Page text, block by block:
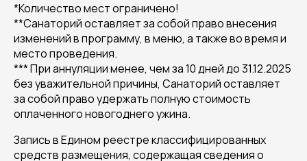
*Количество мест ограничено!
**Санаторий оставляет за собой право внесения
изменений в программу, в меню, а также во время и
место проведения.
*** При аннуляции менее, чем за 10 дней до 31.12.2025
без уважительной причины, Санаторий оставляет
за собой право удержать полную стоимость
оплаченного новогоднего ужина.
Запись в Едином реестре классифицированных
средств размещения, содержащая сведения о